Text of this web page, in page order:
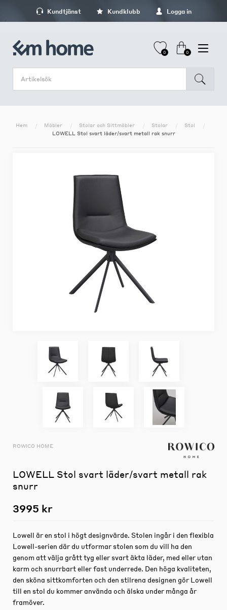
Kundtjänst Kundklubb Logga in
0 0
Hem Möbler Stolar och Sittmöbler Stolar
Stol
LOWELL Stol svart läder/svart metall rak snurr
ROWICO HOME
LOWELL Stol svart läder/svart metall rak
snurr
3995 kr
Lowell är en stol i högt designvärde. Stolen ingår i den flexibla
Lowell-serien där du utformar stolen som du vill ha den
genom att välja grått tyg eller svart äkta läder, med eller utan
karm och snurrbart eller fast underrede. Den höga kvaliteten,
den sköna sittkomforten och den stilrena designen gör Lowell
till en stol du kommer använda och älska under många år
framöver.